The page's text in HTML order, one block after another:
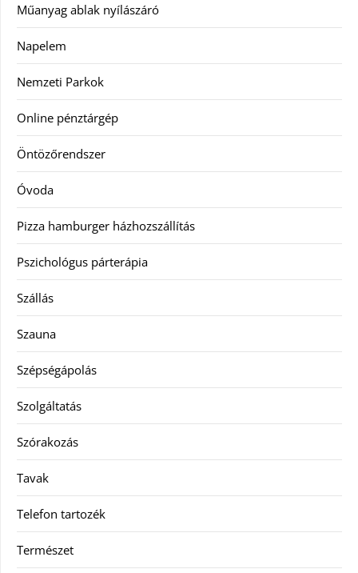
Műanyag ablak nyílászáró
Napelem
Nemzeti Parkok
Online pénztárgép
Öntözőrendszer
Óvoda
Pizza hamburger házhozszállítás
Pszichológus párterápia
Szállás
Szauna
Szépségápolás
Szolgáltatás
Szórakozás
Tavak
Telefon tartozék
Természet